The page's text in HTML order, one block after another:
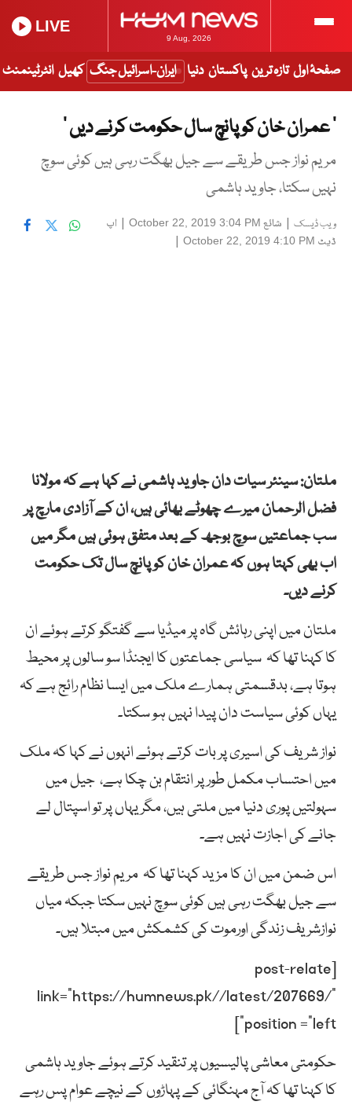
9 Aug, 2026
LIVE
صفحۂ اول تازہ ترین پاکستان دنیا ایران-اسرائیل جنگ کھیل انٹرٹینمنٹ
‘ عمران خان کو پانچ سال حکومت کرنے دیں ’
مریم نواز جس طریقے سے جیل بھگت رہی ہیں کوئی سوچ
نہیں سکتا، جاوید ہاشمی
ویب ڈیسک | شائع October 22, 2019 3:04 PM
| اپ
ڈیٹ October 22, 2019 4:10 PM
|
ملتان: سینئر سیات دان جاوید ہاشمی نے کہا ہے کہ مولانا
فضل الرحمان میرے چھوٹے بھائی ہیں، ان کے آزادی مارچ پر
سب جماعتیں سوچ بوجھ کے بعد متفق ہوئی ہیں مگر میں
اب بھی کہتا ہوں کہ عمران خان کو پانچ سال تک حکومت
کرنے دیں۔
ملتان میں اپنی رہائش گاہ پر میڈیا سے گفتگو کرتے ہوئے ان
کا کہنا تھا کہ سیاسی جماعتوں کا ایجنڈا سو سالوں پر محیط
ہوتا ہے، بدقسمتی ہمارے ملک میں ایسا نظام رائج ہے کہ
یہاں کوئی سیاست دان پیدا نہیں ہو سکتا۔
نواز شریف کی اسیری پر بات کرتے ہوئے انہوں نے کہا کہ ملک
میں احتساب مکمل طور پر انتقام بن چکا ہے، جیل میں
سہولتیں پوری دنیا میں ملتی ہیں، مگر یہاں پر تو اسپتال لے
جانے کی اجازت نہیں ہے۔
اس ضمن میں ان کا مزید کہنا تھا کہ مریم نواز جس طریقے
سے جیل بھگت رہی ہیں کوئی سوچ نہیں سکتا جبکہ میاں
نوازشریف زندگی اورموت کی کشمکش میں مبتلا ہیں۔
[post-relate
link=”https://humnews.pk//latest/207669/”
position =”left”]
حکومتی معاشی پالیسیوں پر تنقید کرتے ہوئے جاوید ہاشمی
کا کہنا تھا کہ آج مہنگائی کے پہاڑوں کے نیچے عوام پس رہے